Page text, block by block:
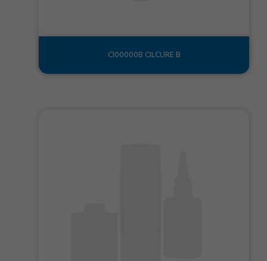
CI00000B CILCURE B